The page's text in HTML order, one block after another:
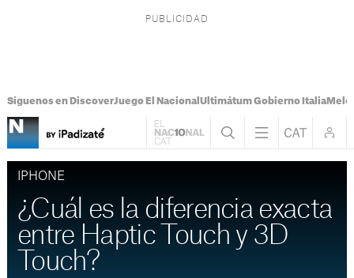
Síguenos en DiscoverJuego El Nacional Ultimátum Gobierno Italia
IPHONE
¿Cuál es la diferencia exacta
entre Haptic Touch y 3D
Touch?